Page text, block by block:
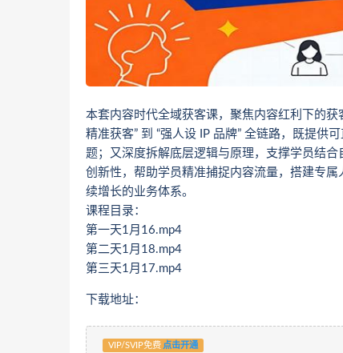
本套内容时代全域获客课，聚焦内容红利下的
精准获客” 到 “强人设 IP 品牌” 全链路，既提供
题；又深度拆解底层逻辑与原理，支撑学员结
创新性，帮助学员精准捕捉内容流量，搭建专
续增长的业务体系。
课程目录：
第一天1月16.mp4
第二天1月18.mp4
第三天1月17.mp4
下载地址：
VIP/SVIP免费 点击开通